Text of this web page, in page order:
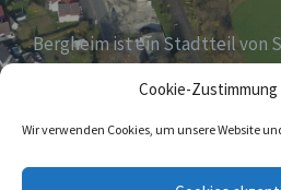
Cookie-
Wir verwenden Cookies, um unsere Website
Bergheim ist ein Stadtteil von
Höxter, Nordrhein-Westfalen,
Einwohner – Stand 31.